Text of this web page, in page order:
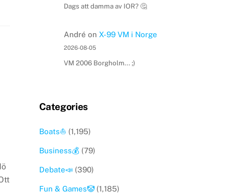
Dags att damma av IOR? 🤔
André on X-99 VM i Norge
2026-08-05
VM 2006 Borgholm... ;)
Categories
Boats⛵️ (1,195)
Business💰 (79)
Debate📣(390)
Fun & Games🤡(1,185)